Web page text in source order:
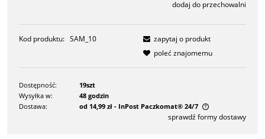
dodaj do przechowalni
Kod produktu: SAM_10
zapytaj o produkt
poleć znajomemu
Dostępność:
19szt
Wysyłka w:
48 godzin
Dostawa:
od 14,99 zł - InPost Paczkomat® 24/7
Cena nie zawiera ewentualnych kosztów płatności
sprawdź formy dostawy